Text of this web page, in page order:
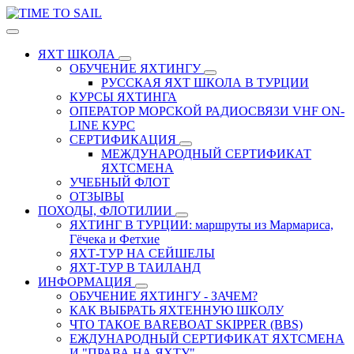
ЯХТ ШКОЛА
ОБУЧЕНИЕ ЯХТИНГУ
РУССКАЯ ЯХТ ШКОЛА В ТУРЦИИ
КУРСЫ ЯХТИНГА
ОПЕРАТОР МОРСКОЙ РАДИОСВЯЗИ VHF ON-
LINE КУРС
СЕРТИФИКАЦИЯ
МЕЖДУНАРОДНЫЙ СЕРТИФИКАТ
ЯХТСМЕНА
УЧЕБНЫЙ ФЛОТ
ОТЗЫВЫ
ПОХОДЫ, ФЛОТИЛИИ
ЯХТИНГ В ТУРЦИИ: маршруты из Мармариса,
Гёчека и Фетхие
ЯХТ-ТУР НА СЕЙШЕЛЫ
ЯХТ-ТУР В ТАИЛАНД
ИНФОРМАЦИЯ
ОБУЧЕНИЕ ЯХТИНГУ - ЗАЧЕМ?
КАК ВЫБРАТЬ ЯХТЕННУЮ ШКОЛУ
ЧТО ТАКОЕ BAREBOAT SKIPPER (BBS)
ЕЖДУНАРОДНЫЙ СЕРТИФИКАТ ЯХТСМЕНА